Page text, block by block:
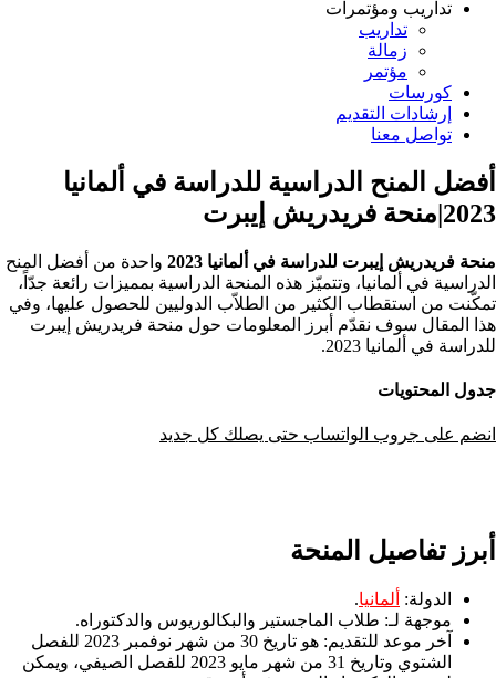
تداريب ومؤتمرات
تداريب
زمالة
مؤتمر
كورسات
إرشادات التقديم
تواصل معنا
أفضل المنح الدراسية للدراسة في ألمانيا
2023|منحة فريدريش إيبرت
منحة فريدريش إيبرت للدراسة في ألمانيا 2023
واحدة من أفضل المنح
الدراسية في ألمانيا، وتتميّز هذه المنحة الدراسية بمميزات رائعة جدّاً،
تمكّنت من استقطاب الكثير من الطلاّب الدوليين للحصول عليها، وفي
هذا المقال سوف نقدّم أبرز المعلومات حول منحة فريدريش إيبرت
للدراسة في ألمانيا 2023.
جدول المحتويات
انضم على جروب الواتساب حتى يصلك كل جديد
أبرز تفاصيل المنحة
الدولة: ألمانيا.
موجهة لـ: طلاب الماجستير والبكالوريوس والدكتوراه.
آخر موعد للتقديم:
هو تاريخ 30 من شهر نوفمبر 2023 للفصل
الشتوي وتاريخ 31 من شهر مايو 2023 للفصل الصيفي، ويمكن